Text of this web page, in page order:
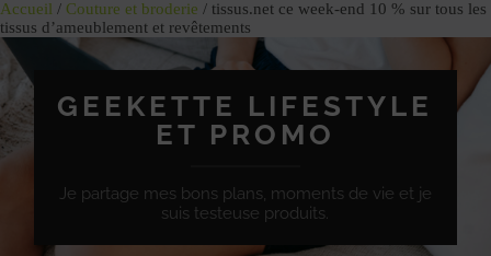
Accueil / Couture et broderie / tissus.net ce week-end 10 % sur tous les
tissus d’ameublement et revêtements
GEEKETTE LIFESTYLE
ET PROMO
Je partage mes bons plans, moments de vie et je
suis testeuse produits.